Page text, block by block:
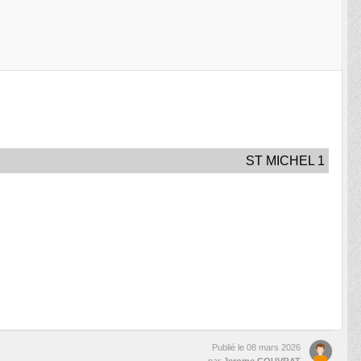
ST MICHEL 1
Publié le 08 mars 2026